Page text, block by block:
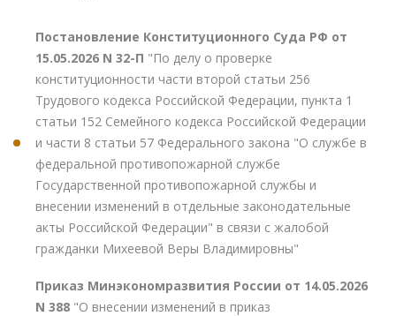
Постановление Конституционного Суда РФ от
15.05.2026 N 32-П "По делу о проверке
конституционности части второй статьи 256
Трудового кодекса Российской Федерации, пункта 1
статьи 152 Семейного кодекса Российской Федерации
и части 8 статьи 57 Федерального закона "О службе в
федеральной противопожарной службе
Государственной противопожарной службы и
внесении изменений в отдельные законодательные
акты Российской Федерации" в связи с жалобой
гражданки Михеевой Веры Владимировны"
Приказ Минэкономразвития России от 14.05.2026
N 388 "О внесении изменений в приказ